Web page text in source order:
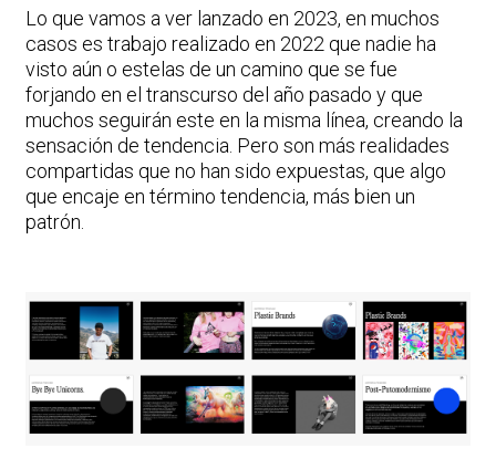
Lo que vamos a ver lanzado en 2023, en muchos
casos es trabajo realizado en 2022 que nadie ha
visto aún o estelas de un camino que se fue
forjando en el transcurso del año pasado y que
muchos seguirán este en la misma línea, creando la
sensación de tendencia. Pero son más realidades
compartidas que no han sido expuestas, que algo
que encaje en término tendencia, más bien un
patrón.